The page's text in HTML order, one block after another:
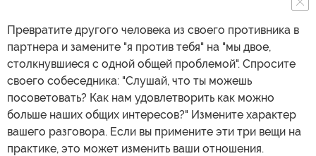
Превратите другого человека из своего противника в
партнера и замените "я против тебя" на "мы двое,
столкнувшиеся с одной общей проблемой". Спросите
своего собеседника: "Слушай, что ты можешь
посоветовать? Как нам удовлетворить как можно
больше наших общих интересов?" Измените характер
вашего разговора. Если вы примените эти три вещи на
практике, это может изменить ваши отношения.